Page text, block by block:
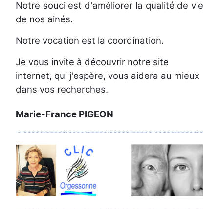
Notre souci est d'améliorer la qualité de vie
de nos ainés.
Notre vocation est la coordination.
Je vous invite à découvrir notre site
internet, qui j'espère, vous aidera au mieux
dans vos recherches.
Marie-France PIGEON